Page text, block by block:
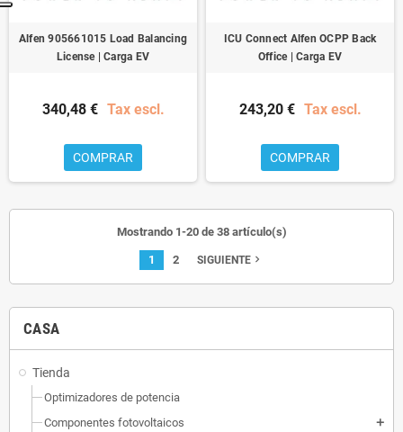
CASA
Tienda
Optimizadores de potencia
Componentes fotovoltaicos
add
Alfen 905661015 Load Balancing
License | Carga EV
340,48 € Tax escl.
COMPRAR
ICU Connect Alfen OCPP Back
Office | Carga EV
243,20 € Tax escl.
COMPRAR
Mostrando 1-20 de 38 artículo(s)
1 2 SIGUIENTE navigate_next